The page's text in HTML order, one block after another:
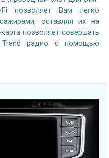
позволяет Вам легко
оставляя их на
позволяет совершать
Trend радио с помощью